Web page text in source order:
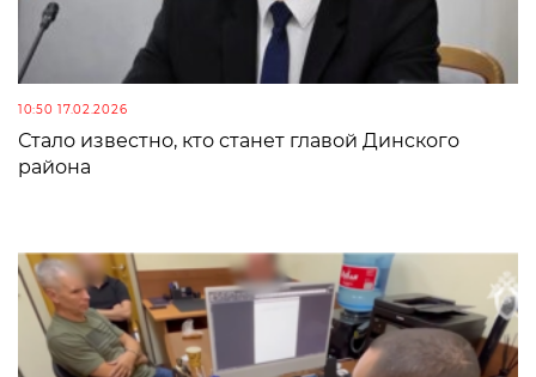
10:50 17.02.2026
Стало известно, кто станет главой Динского
района